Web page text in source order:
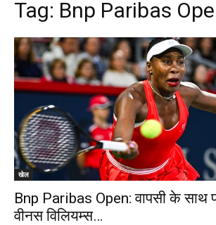
Tag: Bnp Paribas
खेल
Bnp Paribas Open: वापसी के साथ
वीनस विलियम्स…